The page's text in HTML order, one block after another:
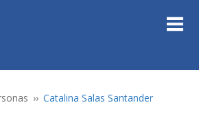
Catalina Salas Santander